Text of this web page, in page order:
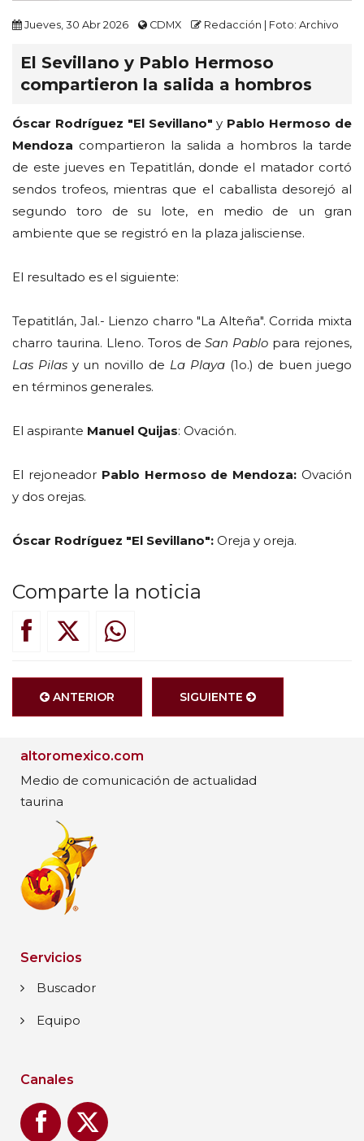
Jueves, 30 Abr 2026 CDMX Redacción | Foto: Archivo
El Sevillano y Pablo Hermoso
compartieron la salida a hombros
Óscar Rodríguez "El Sevillano" y Pablo Hermoso de
Mendoza compartieron la salida a hombros la tarde
de este jueves en Tepatitlán, donde el matador cortó
sendos trofeos, mientras que el caballista desorejó al
segundo toro de su lote, en medio de un gran
ambiente que se registró en la plaza jalisciense.
El resultado es el siguiente:
Tepatitlán, Jal.- Lienzo charro "La Alteña". Corrida mixta
charro taurina. Lleno. Toros deSan Pablo para rejones,
Las Pilasy un novillo de La Playa(1o.) de buen juego
en términos generales.
El aspirante Manuel Quijas: Ovación.
El rejoneador Pablo Hermoso de Mendoza: Ovación
y dos orejas.
Óscar Rodríguez "El Sevillano": Oreja y oreja.
Comparte la noticia
ANTERIOR SIGUIENTE
altoromexico.com
Medio de comunicación de actualidad
taurina
Servicios
Buscador
Equipo
Canales